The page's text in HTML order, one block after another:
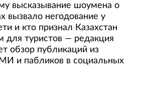
высказывание шоумена о
вызвало негодование у
и кто признал Казахстан
для туристов — редакция
обзор публикаций из
и пабликов в социальных